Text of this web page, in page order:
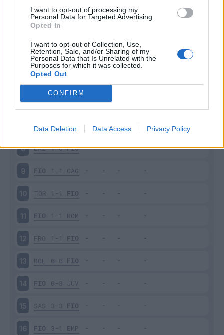
I want to opt-out of processing my
Personal Data for Targeted Advertising.
Opted In
I want to opt-out of Collection, Use,
Retention, Sale, and/or Sharing of my
Personal Data that Is Unrelated with the
Purposes for which it was collected.
Opted Out
CONFIRM
Data Deletion Data Access Privacy Policy
FIO 6-1 CHI
NAP 1-0 FIO
FIO
6 INT 2-1 FIO
FIO 2-0 ATA
8 LAZ 1-0 FIO
9 FIO 1-1 CAG
10 TOR 1-1 FIO
11 FIO 1-1 ROM
12 FRO 1-1 FIO
13 BOL 0-0 FIO
14 FIO 0-3 JUV
15 SAS 3-3 FIO
16 FIO 3-1 EMP